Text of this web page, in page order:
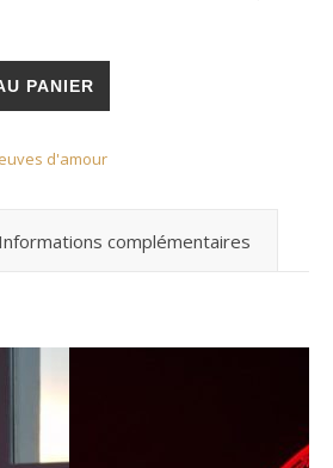
PANIER
d'amour
Informations complémentaires